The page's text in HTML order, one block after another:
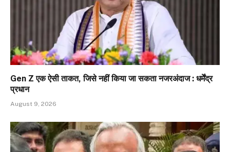
Gen Z एक ऐसी ताकत, जिसे नहीं किया जा सकता नजरअंदाज : धर्मेंद्र
प्रधान
August 9, 2026